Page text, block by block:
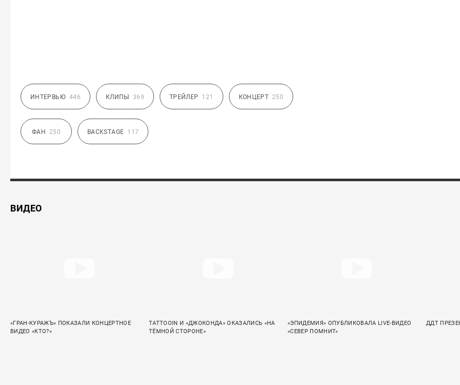
ИНТЕРВЬЮ 446 КЛИПЫ 369 ТРЕЙЛЕР 121 КОНЦЕРТ 250
ФАН 250 BACKSTAGE 117
ВИДЕО
«ГРАН-КУРАЖЪ» ПОКАЗАЛИ КОНЦЕРТНОЕ
ВИДЕО «КТО?»
TATTOOIN И «ДЖОКОНДА» ОКАЗАЛИСЬ «НА
ТЁМНОЙ СТОРОНЕ»
«ЭПИДЕМИЯ» ОПУБЛИКОВАЛА LIVE-ВИДЕО
«СЕВЕР ПОМНИТ»
ДДТ